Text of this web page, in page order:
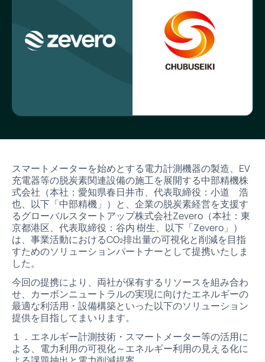
スマートメーターを始めとする電力計測機器の製造、EV
充電器等の脱炭素関連設備の施工を展開する中部精機株
式会社（本社：愛知県春日井市、代表取締役：小道 浩
也、以下「中部精機」）と、企業の脱炭素経営を支援す
るグローバルスタートアップ株式会社Zevero（本社：東
京都港区、代表取締役：谷内 樹生、以下「Zevero」）
は、事業活動におけるCO₂排出量の可視化と削減を目指
すためのソリューションパートナーとして提携いたしま
した。
今回の提携により、両社が保有するリソースを組み合わ
せ、カーボンニュートラルの実現に向けたエネルギーの
最適な利活用・設備構築といった以下のソリューション
提供を目指してまいります。
１．エネルギー計測技術・スマートメーター等の活用に
よる、電力利用の可視化～エネルギー利用の見える化に